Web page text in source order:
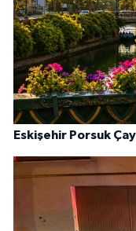
Eskişehir Porsuk